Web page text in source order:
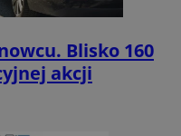
Blisko 160
akcji